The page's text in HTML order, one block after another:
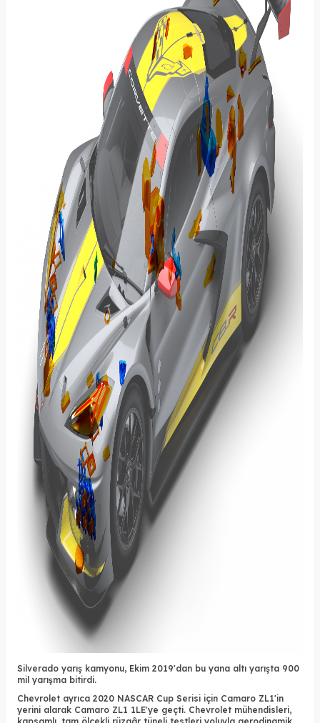
Silverado yarış kamyonu, Ekim 2019'dan bu yana altı yarışta 900
mil yarışma bitirdi.
Chevrolet ayrıca 2020 NASCAR Cup Serisi için Camaro ZL1'in
yerini alarak Camaro ZL1 1LE'ye geçti. Chevrolet mühendisleri,